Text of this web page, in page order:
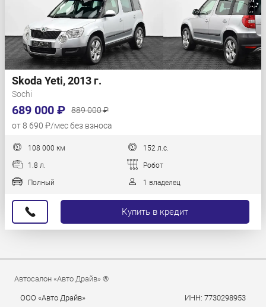
Skoda Yeti, 2013 г.
Sochi
689 000 ₽
889 000 ₽
от 8 690 ₽/мес без взноса
108 000 км 152 л.с.
1.8 л. Робот
Полный 1 владелец
Купить в кредит
Автосалон «Авто Драйв» ®
ООО «Авто Драйв»
ИНН: 7730298953